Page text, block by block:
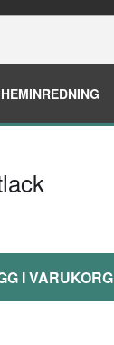
HEMINREDNING
I VARUKORG